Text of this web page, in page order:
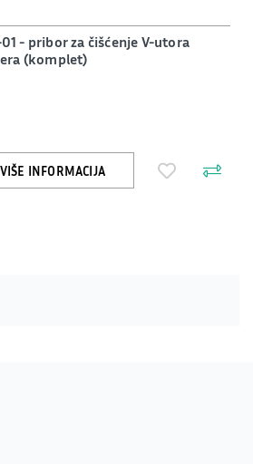
01 - pribor za čišćenje V-utora
(komplet)
VIŠE INFORMACIJA